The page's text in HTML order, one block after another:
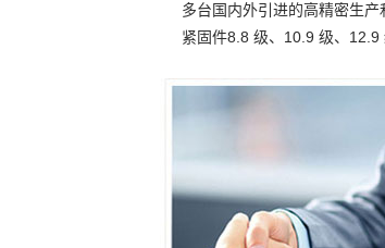
多台国内外引进的高精密生
紧固件8.8 级、10.9 级、12.9